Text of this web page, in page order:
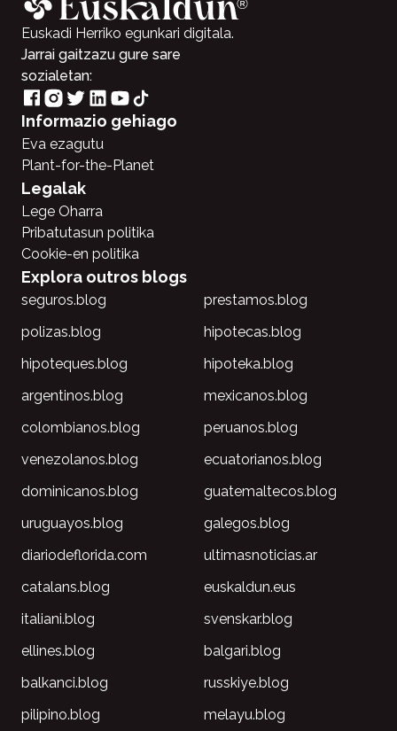
Euskadi Herriko egunkari digitala.
Jarrai gaitzazu gure sare
sozialetan:
Informazio gehiago
Eva ezagutu
Plant-for-the-Planet
Legalak
Lege Oharra
Pribatutasun politika
Cookie-en politika
Explora outros blogs
seguros.blog
prestamos.blog
polizas.blog
hipotecas.blog
hipoteques.blog
hipoteka.blog
argentinos.blog
mexicanos.blog
colombianos.blog
peruanos.blog
venezolanos.blog
ecuatorianos.blog
dominicanos.blog
guatemaltecos.blog
uruguayos.blog
galegos.blog
diariodeflorida.com
ultimasnoticias.ar
catalans.blog
euskaldun.eus
italiani.blog
svenskar.blog
ellines.blog
balgari.blog
balkanci.blog
russkiye.blog
pilipino.blog
melayu.blog